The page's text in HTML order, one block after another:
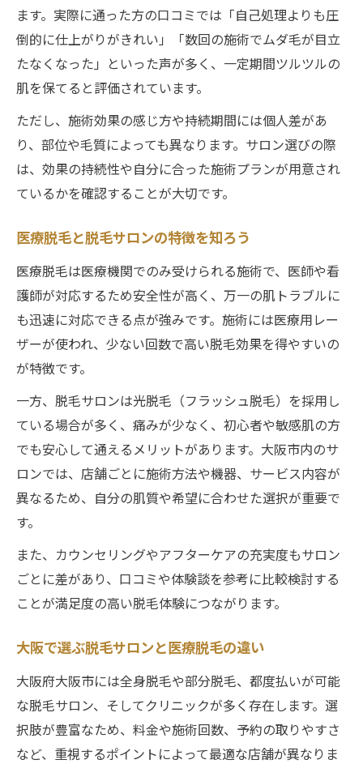
ます。実際に通った方の口コミでは「自己処理よりも圧
倒的に仕上がりがきれい」「数回の施術でムダ毛が目立
たなくなった」といった声が多く、一定期間ツルツルの
肌を保てると評価されています。
ただし、施術効果の感じ方や持続期間には個人差があ
り、部位や毛質によっても異なります。サロン選びの際
は、効果の持続性や自分に合った施術プランが用意され
ているかを確認することが大切です。
医療脱毛と脱毛サロンの特徴を知ろう
医療脱毛は医療機関でのみ受けられる施術で、医師や看
護師が対応するため安全性が高く、万一の肌トラブルに
も迅速に対応できる点が強みです。施術には医療用レー
ザーが使われ、少ない回数で高い脱毛効果を得やすいの
が特徴です。
一方、脱毛サロンは光脱毛（フラッシュ脱毛）を採用し
ている場合が多く、痛みが少なく、初心者や敏感肌の方
でも安心して通えるメリットがあります。大阪市内のサ
ロンでは、店舗ごとに施術方法や機器、サービス内容が
異なるため、自分の肌質や希望に合わせた選択が重要で
す。
また、カウンセリングやアフターケアの充実度もサロン
ごとに差があり、口コミや体験談を参考に比較検討する
ことが満足度の高い脱毛体験につながります。
大阪で選ぶ脱毛サロンと医療脱毛の違い
大阪府大阪市には全身脱毛や部分脱毛、都度払いが可能
な脱毛サロン、そしてクリニックが多く存在します。選
択肢が豊富なため、料金や施術回数、予約の取りやすさ
など、重視するポイントによって最適な店舗が異なりま